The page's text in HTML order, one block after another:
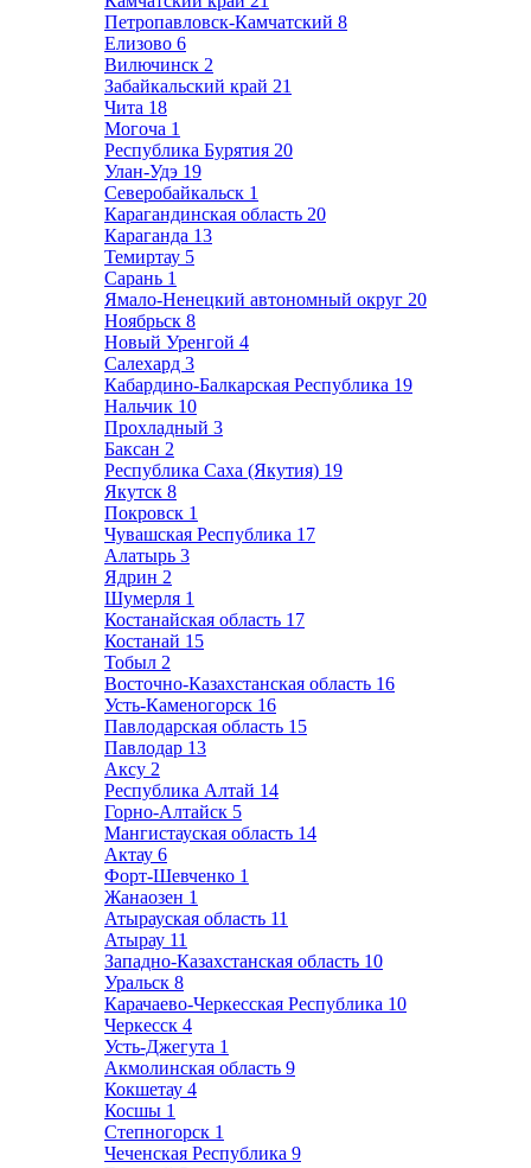
Петропавловск-Камчатский 8
Елизово 6
Вилючинск 2
Забайкальский край 21
Чита 18
Могоча 1
Республика Бурятия 20
Улан-Удэ 19
Северобайкальск 1
Карагандинская область 20
Караганда 13
Темиртау 5
Сарань 1
Ямало-Ненецкий автономный округ 20
Ноябрьск 8
Новый Уренгой 4
Салехард 3
Кабардино-Балкарская Республика 19
Нальчик 10
Прохладный 3
Баксан 2
Республика Саха (Якутия) 19
Якутск 8
Покровск 1
Чувашская Республика 17
Алатырь 3
Ядрин 2
Шумерля 1
Костанайская область 17
Костанай 15
Тобыл 2
Восточно-Казахстанская область 16
Усть-Каменогорск 16
Павлодарская область 15
Павлодар 13
Аксу 2
Республика Алтай 14
Горно-Алтайск 5
Мангистауская область 14
Актау 6
Форт-Шевченко 1
Жанаозен 1
Атырауская область 11
Атырау 11
Западно-Казахстанская область 10
Уральск 8
Карачаево-Черкесская Республика 10
Черкесск 4
Усть-Джегута 1
Акмолинская область 9
Кокшетау 4
Косшы 1
Степногорск 1
Чеченская Республика 9